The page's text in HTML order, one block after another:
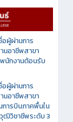
อผู้ผ่านการ
นอาชีพสาขา
นักงานต้อนรับ
อผู้ผ่านการ
นอาชีพสาขา
ารบินภาคพื้นใน
ฒิวิชาชีพระดับ 3